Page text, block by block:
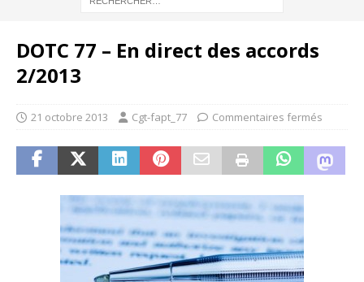
DOTC 77 – En direct des accords
2/2013
21 octobre 2013 Cgt-fapt_77 Commentaires fermés